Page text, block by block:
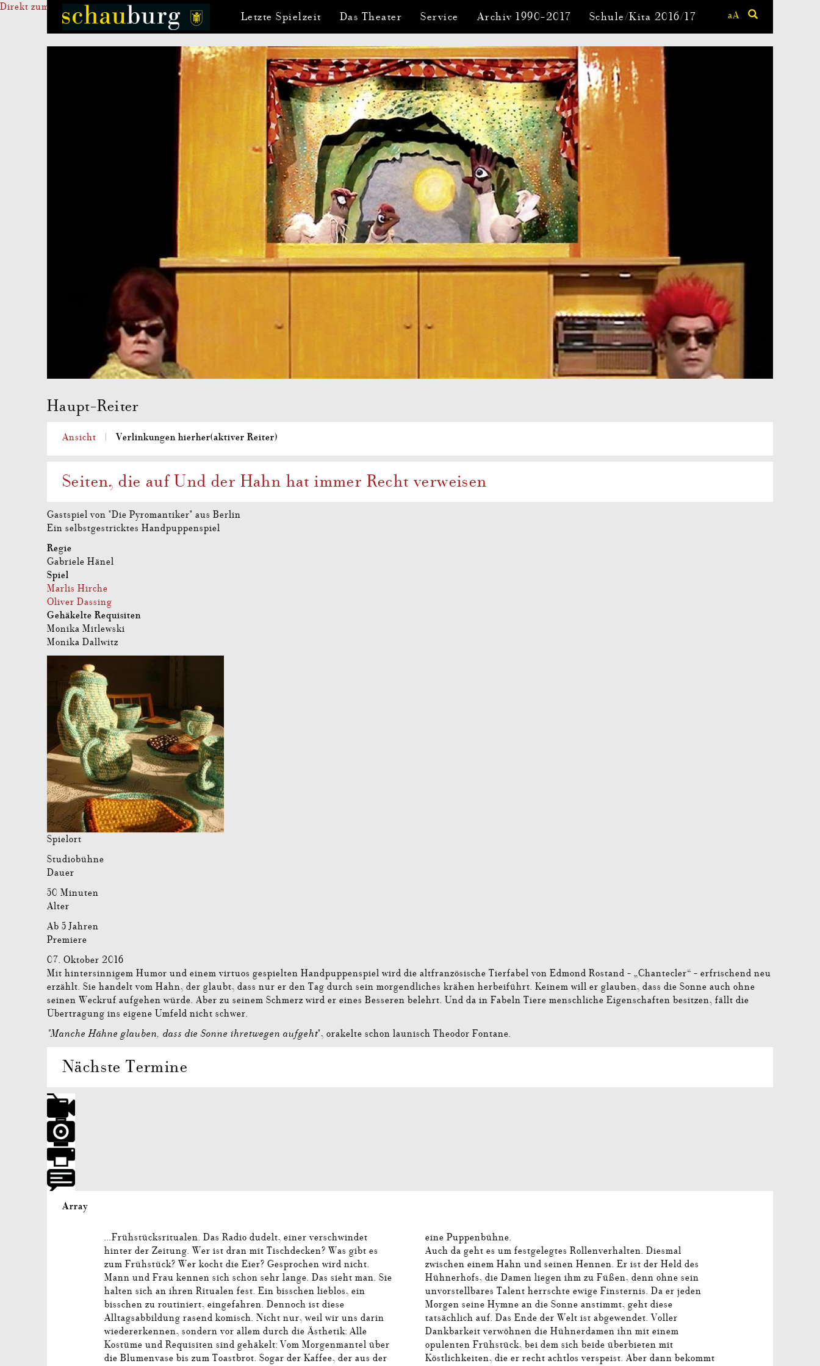
Direkt zum Inhalt
Letzte Spielzeit Das Theater Service Archiv 1990-2017 Schule/Kita 2016/17 aA
Haupt-Reiter
Ansicht Verlinkungen hierher(aktiver Reiter)
Seiten, die auf Und der Hahn hat immer Recht verweisen
Gastspiel von "Die Pyromantiker" aus Berlin
Ein selbstgestricktes Handpuppenspiel
Regie
Gabriele Hänel
Spiel
Marlis Hirche
Oliver Dassing
Gehäkelte Requisiten
Monika Mitlewski
Monika Dallwitz
Spielort
Studiobühne
Dauer
50 Minuten
Alter
Ab 5 Jahren
Premiere
07. Oktober 2016
Mit hintersinnigem Humor und einem virtuos gespielten Handpuppenspiel wird die altfranzösische Tierfabel von Edmond Rostand - „Chantecler“ - erfrischend neu
erzählt. Sie handelt vom Hahn, der glaubt, dass nur er den Tag durch sein morgendliches krähen herbeiführt. Keinem will er glauben, dass die Sonne auch ohne
seinen Weckruf aufgehen würde. Aber zu seinem Schmerz wird er eines Besseren belehrt. Und da in Fabeln Tiere menschliche Eigenschaften besitzen, fällt die
Übertragung ins eigene Umfeld nicht schwer.
"Manche Hähne glauben, dass die Sonne ihretwegen aufgeht", orakelte schon launisch Theodor Fontane.
Nächste Termine
Array
...Frühstücksritualen. Das Radio dudelt, einer verschwindet
hinter der Zeitung. Wer ist dran mit Tischdecken? Was gibt es
zum Frühstück? Wer kocht die Eier? Gesprochen wird nicht.
Mann und Frau kennen sich schon sehr lange. Das sieht man. Sie
halten sich an ihren Ritualen fest. Ein bisschen lieblos, ein
bisschen zu routiniert, eingefahren. Dennoch ist diese
Alltagsabbildung rasend komisch. Nicht nur, weil wir uns darin
wiedererkennen, sondern vor allem durch die Ästhetik: Alle
Kostüme und Requisiten sind gehäkelt: Vom Morgenmantel über
die Blumenvase bis zum Toastbrot. Sogar der Kaffee, der aus der
eine Puppenbühne.
Auch da geht es um festgelegtes Rollenverhalten. Diesmal
zwischen einem Hahn und seinen Hennen. Er ist der Held des
Hühnerhofs, die Damen liegen ihm zu Füßen, denn ohne sein
unvorstellbares Talent herrschte ewige Finsternis. Da er jeden
Morgen seine Hymne an die Sonne anstimmt, geht diese
tatsächlich auf. Das Ende der Welt ist abgewendet. Voller
Dankbarkeit verwöhnen die Hühnerdamen ihn mit einem
opulenten Frühstück, bei dem sich beide überbieten mit
Köstlichkeiten, die er recht achtlos verspeist. Aber dann bekommt